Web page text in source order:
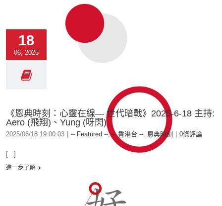
18
06, 2025
《恩典時刻：心靈在線— 世代暗戰》2025-6-18 主持:
Aero (飛翔)、Yung (呀閃)
2025/06/18 19:00:03 -- Featured --,-- 香港台 --, 恩典時刻 0條評論
[...]
進一步了解